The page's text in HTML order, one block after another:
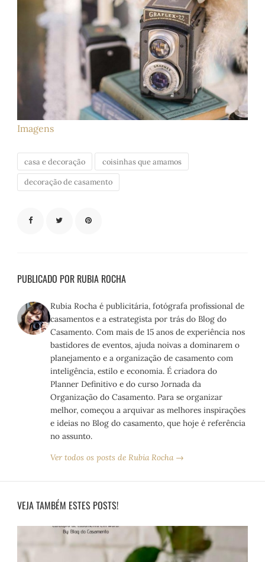
Imagens
casa e decoração coisinhas que amamos
decoração de casamento
PUBLICADO POR RUBIA ROCHA
Rubia Rocha é publicitária, fotógrafa profissional de
casamentos e a estrategista por trás do Blog do
Casamento. Com mais de 15 anos de experiência nos
bastidores de eventos, ajuda noivas a dominarem o
planejamento e a organização de casamento com
inteligência, estilo e economia. É criadora do
Planner Definitivo e do curso Jornada da
Organização do Casamento. Para se organizar
melhor, começou a arquivar as melhores inspirações
e ideias no Blog do casamento, que hoje é referência
no assunto.
Ver todos os posts de Rubia Rocha →
VEJA TAMBÉM ESTES POSTS!